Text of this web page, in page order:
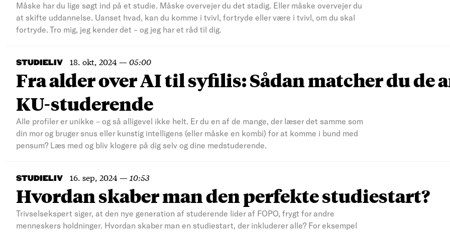
Måske har du lige søgt ind på et studie. Måske overvejer du det stadig. Eller måske overvejer du
at skifte uddannelse. Uanset hvad, kan du komme i tvivl, fortryde eller være i tvivl, om du skal
fortryde. Tro mig, jeg kender det – og jeg har et råd til dig.
STUDIELIV 18. okt, 2024—05:00
Fra alder over AI til syfilis: Sådan matcher du de
KU-studerende
Alle profiler er unikke – og så alligevel ikke helt. Er du en af de mange, der læser det samme som
din mor og bruger snus eller kunstig intelligens (eller måske en kombi) for at komme i bund med
pensum? Læs med og bliv klogere på dig selv og dine medstuderende.
STUDIELIV 16. sep, 2024— 10:53
Hvordan skaber man den perfekte studiestart?
Trivselsekspert siger, at den nye generation af studerende lider af FOPO, frygt for andre
menneskers holdninger. Hvordan skaber man en studiestart, der inkluderer alle? For eksempel